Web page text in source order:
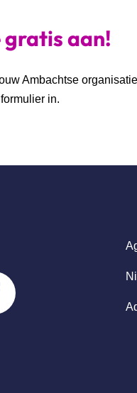
aan!
Ambachtse
in.